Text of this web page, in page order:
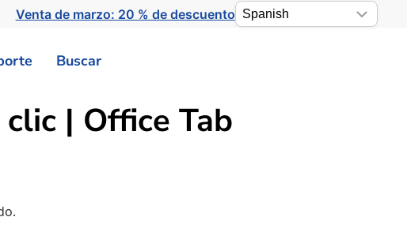
Venta de marzo: 20 % de descuento
Buscar
| Office Tab